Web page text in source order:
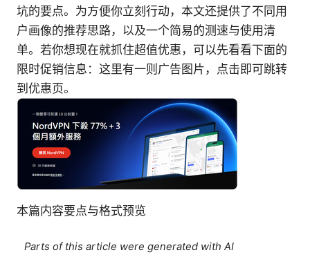
坑的要点。为方便你立刻行动，本文还提供了不同用
户画像的推荐思路，以及一个简易的测速与使用清
单。若你想现在就抓住超值优惠，可以先看看下面的
限时促销信息：这里有一则广告图片，点击即可跳转
到优惠页。
本篇内容要点与格式预览
Parts of this article were generated with AI